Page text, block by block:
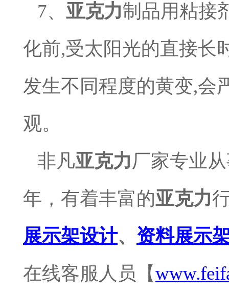
7、 亚克力制品用粘接
化前,受太阳光的直接长
发生不同程度的黄变,会
观。
非凡亚克力厂家专业
年，有着丰富的亚克力
展示架设计、 资料展示
在线客服人员【